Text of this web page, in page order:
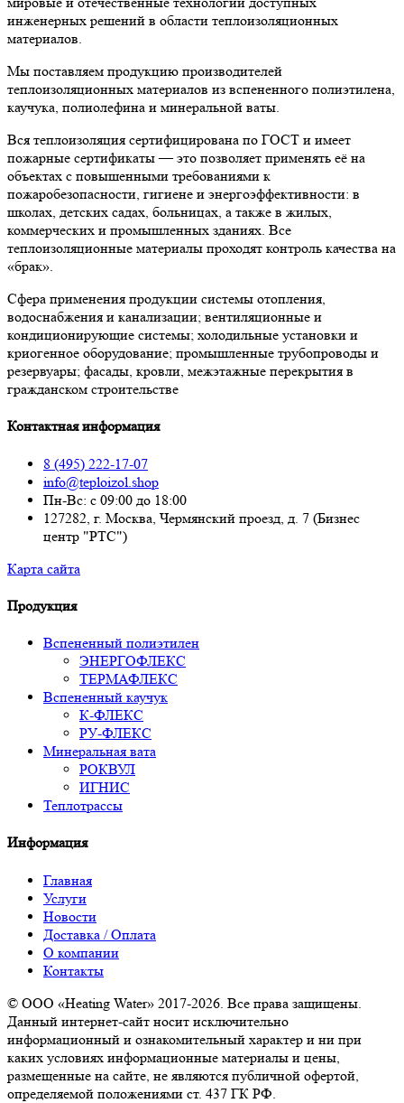
инженерных решений в области теплоизоляционных
материалов.
Мы поставляем продукцию производителей
теплоизоляционных материалов из вспененного полиэтилена,
каучука, полиолефина и минеральной ваты.
Вся теплоизоляция сертифицирована по ГОСТ и имеет
пожарные сертификаты — это позволяет применять её на
объектах с повышенными требованиями к
пожаробезопасности, гигиене и энергоэффективности: в
школах, детских садах, больницах, а также в жилых,
коммерческих и промышленных зданиях. Все
теплоизоляционные материалы проходят контроль качества на
«брак».
Сфера применения продукции системы отопления,
водоснабжения и канализации; вентиляционные и
кондиционирующие системы; холодильные установки и
криогенное оборудование; промышленные трубопроводы и
резервуары; фасады, кровли, межэтажные перекрытия в
гражданском строительстве
Контактная информация
8 (495) 222-17-07
info@teploizol.shop
Пн-Вс: с 09:00 до 18:00
127282, г. Москва, Чермянский проезд, д. 7 (Бизнес
центр "РТС")
Карта сайта
Продукция
Вспененный полиэтилен
ЭНЕРГОФЛЕКС
ТЕРМАФЛЕКС
Вспененный каучук
К-ФЛЕКС
РУ-ФЛЕКС
Минеральная вата
РОКВУЛ
ИГНИС
Теплотрассы
Информация
Главная
Услуги
Новости
Доставка / Оплата
О компании
Контакты
© ООО «Heating Water» 2017-2026. Все права защищены.
Данный интернет-сайт носит исключительно
информационный и ознакомительный характер и ни при
каких условиях информационные материалы и цены,
размещенные на сайте, не являются публичной офертой,
определяемой положениями ст. 437 ГК РФ.